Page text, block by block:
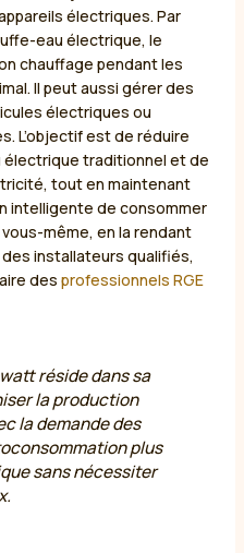
électriques. Par
eau électrique, le
chauffage pendant les
Il peut aussi gérer des
électriques ou
L’objectif est de réduire
traditionnel et de
tout en maintenant
intelligente de consommer
même, en la rendant
installateurs qualifiés,
des professionnels RGE
réside dans sa
la production
la demande des
plus
sans nécessiter